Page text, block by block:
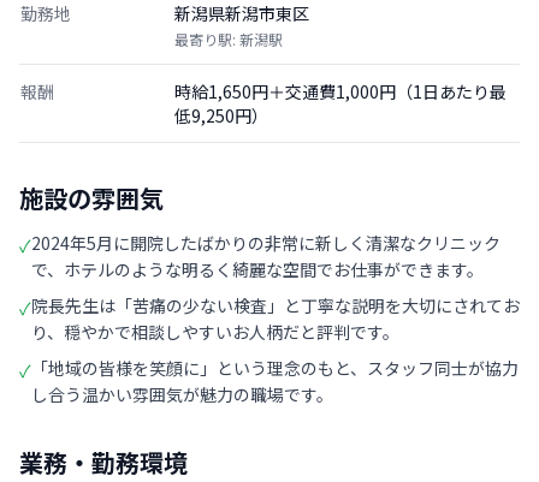
勤務地 新潟県新潟市東区
最寄り駅: 新潟駅
報酬
時給1,650円＋交通費1,000円（1日あたり最
低9,250円）
施設の雰囲気
✓2024年5月に開院したばかりの非常に新しく清潔なクリニック
で、ホテルのような明るく綺麗な空間でお仕事ができます。
✓院長先生は「苦痛の少ない検査」と丁寧な説明を大切にされてお
り、穏やかで相談しやすいお人柄だと評判です。
✓ 「地域の皆様を笑顔に」という理念のもと、スタッフ同士が協力
し合う温かい雰囲気が魅力の職場です。
業務・勤務環境